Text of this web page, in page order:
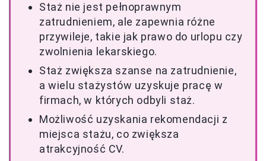
Staż nie jest pełnoprawnym
zatrudnieniem, ale zapewnia różne
przywileje, takie jak prawo do urlopu czy
zwolnienia lekarskiego.
Staż zwiększa szanse na zatrudnienie,
a wielu stażystów uzyskuje pracę w
firmach, w których odbyli staż.
Możliwość uzyskania rekomendacji z
miejsca stażu, co zwiększa
atrakcyjność CV.